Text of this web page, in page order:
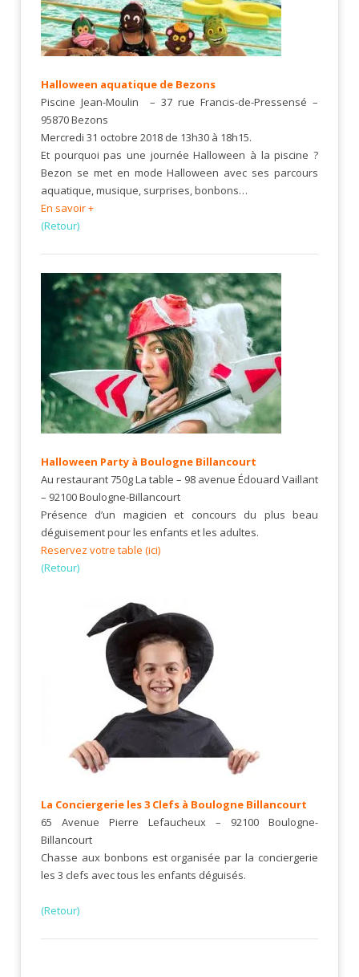
Halloween aquatique de Bezons
Piscine Jean-Moulin – 37 rue Francis-de-Pressensé –
95870 Bezons
Mercredi 31 octobre 2018 de 13h30 à 18h15.
Et pourquoi pas une journée Halloween à la piscine ?
Bezon se met en mode Halloween avec ses parcours
aquatique, musique, surprises, bonbons…
En savoir +
(Retour)
Halloween Party à Boulogne Billancourt
Au restaurant 750g La table – 98 avenue Édouard Vaillant
– 92100 Boulogne-Billancourt
Présence d’un magicien et concours du plus beau
déguisement pour les enfants et les adultes.
Reservez votre table (ici)
(Retour)
La Conciergerie les 3 Clefs à Boulogne Billancourt
65 Avenue Pierre Lefaucheux – 92100 Boulogne-
Billancourt
Chasse aux bonbons est organisée par la conciergerie
les 3 clefs avec tous les enfants déguisés.
(Retour)